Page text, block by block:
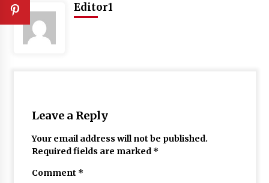
Editor1
Leave a Reply
Your email address will not be published.
Required fields are marked *
Comment *